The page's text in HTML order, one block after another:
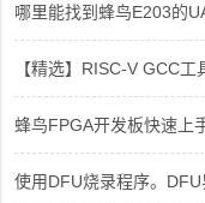
哪里能找到蜂鸟E203的
【精选】RISC-V GCC
蜂鸟FPGA开发板快速上
使用DFU烧录程序。